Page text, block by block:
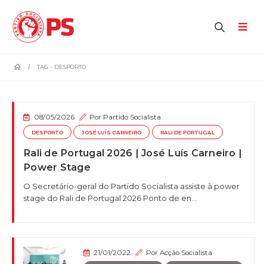
TAG - DESPORTO
08/05/2026 Por Partido Socialista
DESPORTO JOSÉ LUÍS CARNEIRO RALI DE PORTUGAL
Rali de Portugal 2026 | José Luís Carneiro |
Power Stage
O Secretário-geral do Partido Socialista assiste à power
stage do Rali de Portugal 2026 Ponto de en...
21/01/2022 PorAcção Socialista